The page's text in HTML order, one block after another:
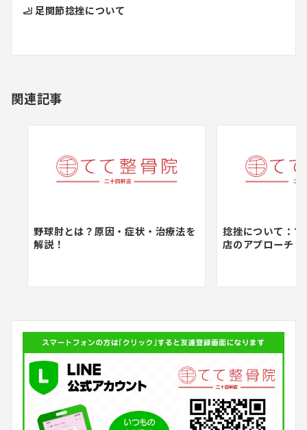
ゲ
シ
ン
🦶 足関節捻挫について
関連記事
野球肘とは？原因・症状・治療法を
解説！
捻挫について：
店のアプローチ